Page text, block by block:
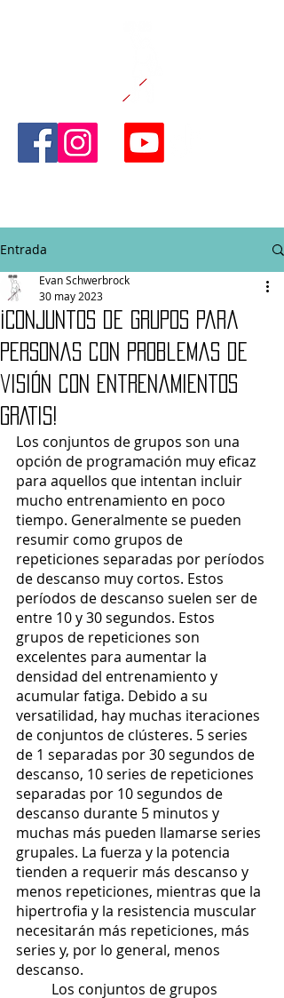
Entrada
¡Conjuntos de grupos para
personas con problemas de
visión con entrenamientos
GRATIS!
Evan Schwerbrock
30 may 2023
Los conjuntos de grupos son una
opción de programación muy eficaz
para aquellos que intentan incluir
mucho entrenamiento en poco
tiempo. Generalmente se pueden
resumir como grupos de
repeticiones separadas por períodos
de descanso muy cortos. Estos
períodos de descanso suelen ser de
entre 10 y 30 segundos. Estos
grupos de repeticiones son
excelentes para aumentar la
densidad del entrenamiento y
acumular fatiga. Debido a su
versatilidad, hay muchas iteraciones
de conjuntos de clústeres. 5 series
de 1 separadas por 30 segundos de
descanso, 10 series de repeticiones
separadas por 10 segundos de
descanso durante 5 minutos y
muchas más pueden llamarse series
grupales. La fuerza y ​​la potencia
tienden a requerir más descanso y
menos repeticiones, mientras que la
hipertrofia y la resistencia muscular
necesitarán más repeticiones, más
series y, por lo general, menos
descanso.